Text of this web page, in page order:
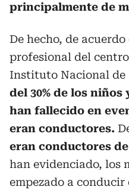
principalmente de
De hecho, de
profesional del
Instituto Nacional de
del 30% de los
han fallecido en
eran conductores.
eran conductores
han evidenciado, los
empezado a